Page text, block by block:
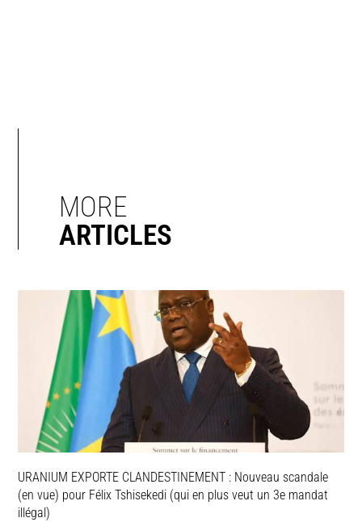
MORE
ARTICLES
URANIUM EXPORTE CLANDESTINEMENT : Nouveau scandale
(en vue) pour Félix Tshisekedi (qui en plus veut un 3e mandat
illégal)